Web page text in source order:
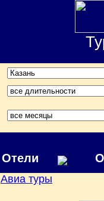
Отели
Авиа туры